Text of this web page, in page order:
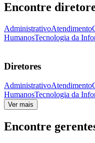
Encontre
AdministrativoAtendimento
HumanosTecnologia da
Diretores
AdministrativoAtendimento
HumanosTecnologia da
Ver mais
Encontre